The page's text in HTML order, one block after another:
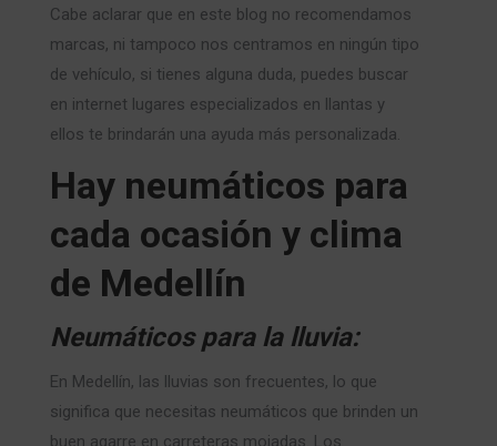
Cabe aclarar que en este blog no recomendamos
marcas, ni tampoco nos centramos en ningún tipo
de vehículo, si tienes alguna duda, puedes buscar
en internet lugares especializados en llantas y
ellos te brindarán una ayuda más personalizada.
Hay neumáticos para
cada ocasión y clima
de Medellín
Neumáticos para la lluvia:
En Medellín, las lluvias son frecuentes, lo que
significa que necesitas neumáticos que brinden un
buen agarre en carreteras mojadas. Los